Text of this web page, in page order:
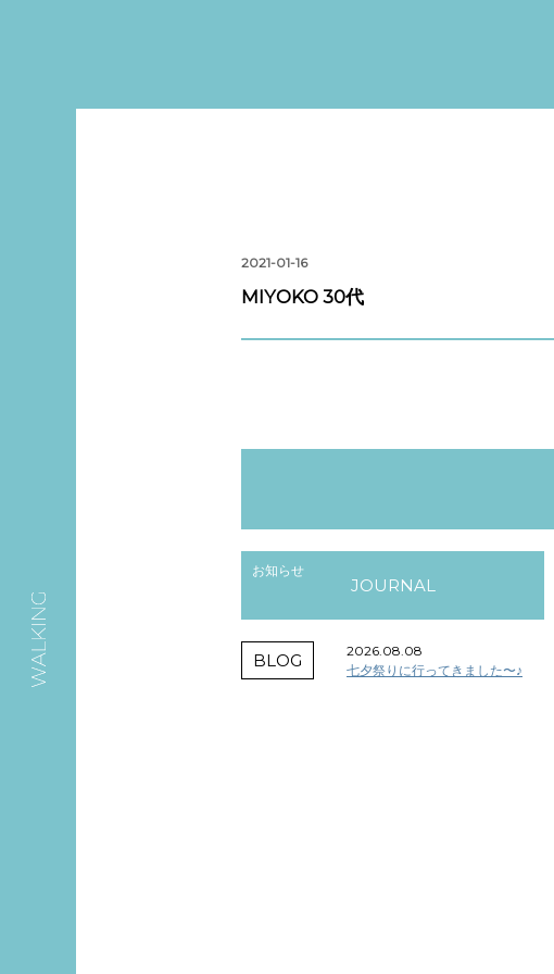
2021-01-16
MIYOKO 30代
お知らせ
JOURNAL
BLOG
2026.08.08
七夕祭りに行ってきました〜♪